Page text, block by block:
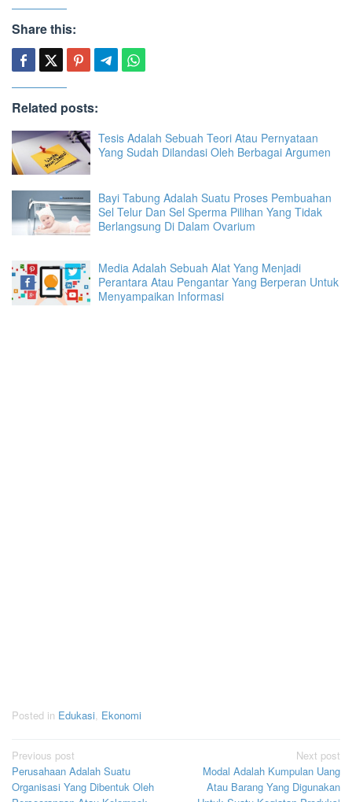
Share this:
Related posts:
Tesis Adalah Sebuah Teori Atau Pernyataan
Yang Sudah Dilandasi Oleh Berbagai Argumen
Bayi Tabung Adalah Suatu Proses Pembuahan
Sel Telur Dan Sel Sperma Pilihan Yang Tidak
Berlangsung Di Dalam Ovarium
Media Adalah Sebuah Alat Yang Menjadi
Perantara Atau Pengantar Yang Berperan Untuk
Menyampaikan Informasi
Posted in Edukasi, Ekonomi
Post
navigation
Previous post
Perusahaan Adalah Suatu
Organisasi Yang Dibentuk Oleh
Next post
Modal Adalah Kumpulan Uang
Atau Barang Yang Digunakan